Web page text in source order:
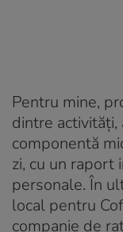
Pentru mine,
dintre activități,
componentă
zi, cu un raport
personale. În
local pentru
companie de